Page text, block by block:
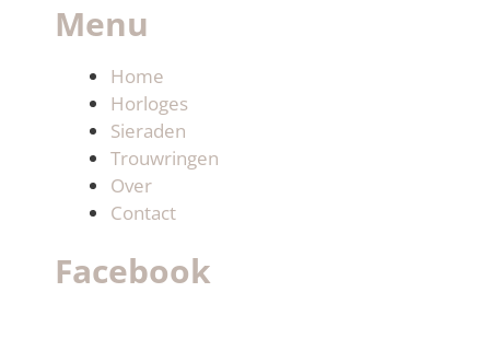
Menu
Home
Horloges
Sieraden
Trouwringen
Over
Contact
Facebook